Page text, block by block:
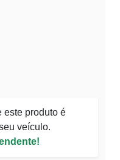
este produto é
veículo.